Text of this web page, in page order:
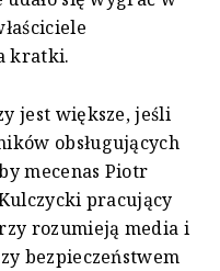
kratki.
jest większe, jeśli
obsługujących
mecenas Piotr
pracujący
rozumieją media i
bezpieczeństwem